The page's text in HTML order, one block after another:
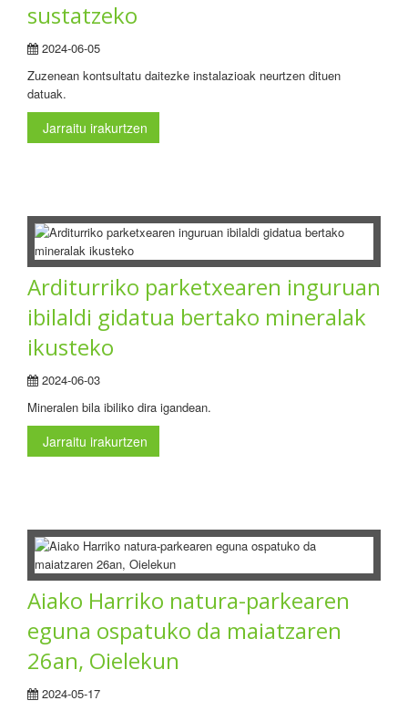
sustatzeko
2024-06-05
Zuzenean kontsultatu daitezke instalazioak neurtzen dituen
datuak.
Jarraitu irakurtzen
Arditurriko parketxearen inguruan
ibilaldi gidatua bertako mineralak
ikusteko
2024-06-03
Mineralen bila ibiliko dira igandean.
Jarraitu irakurtzen
Aiako Harriko natura-parkearen
eguna ospatuko da maiatzaren
26an, Oielekun
2024-05-17